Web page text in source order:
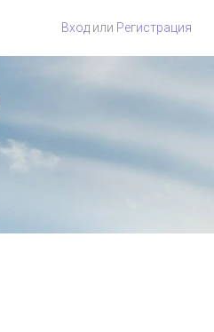
Вход или Регистрация